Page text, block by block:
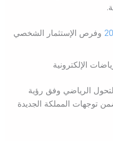
وفرص الإستثمار الشخصي
الإلكترونية
الرياضي وفق رؤية
توجهات المملكة الجديدة